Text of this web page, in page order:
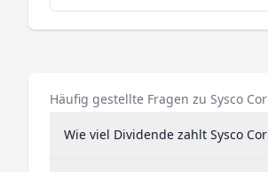
Häufig gestellte Fragen zu Sysco
Wie viel Dividende zahlt Sysco